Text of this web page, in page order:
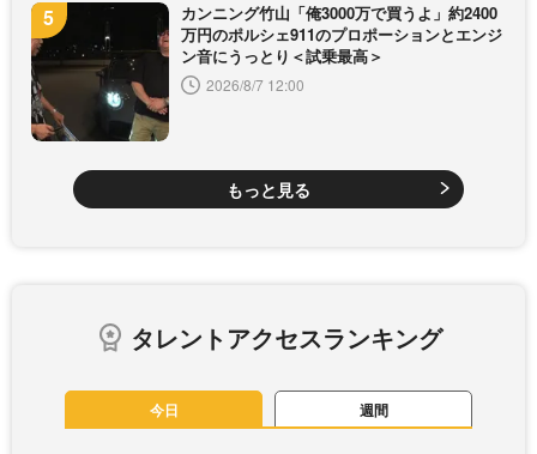
カンニング竹山「俺3000万で買うよ」約2400
万円のポルシェ911のプロポーションとエンジ
ン音にうっとり＜試乗最高＞
2026/8/7 12:00
もっと見る
タレントアクセスランキング
今日 週間